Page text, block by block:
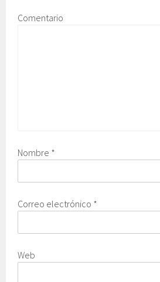
Comentario
Nombre *
Correo electrónico *
Web